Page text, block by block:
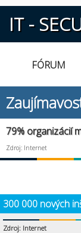
IT -
FÓRUM
79% organizácií
Zdroj: Internet
300 000 nových
Zdroj: Internet